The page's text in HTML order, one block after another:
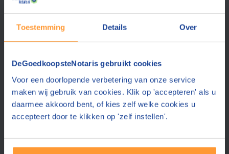
Toestemming Details Over
DeGoedkoopsteNotaris gebruikt cookies
Voor een doorlopende verbetering van onze service
maken wij gebruik van cookies. Klik op 'accepteren' als u
daarmee akkoord bent, of kies zelf welke cookies u
accepteert door te klikken op 'zelf instellen'.
Aanhef
De notaris stuurt de offerte aan dit e-mailadres
Telefoonnummer
Uw telefoonnummer delen wij alleen met de notaris